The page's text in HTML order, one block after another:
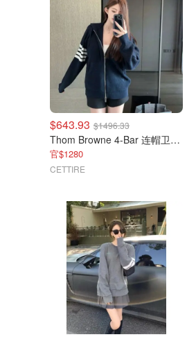
$643.93 $1496.33
Thom Browne 4-Bar 连帽卫衣 拉链款
官$1280
CETTIRE